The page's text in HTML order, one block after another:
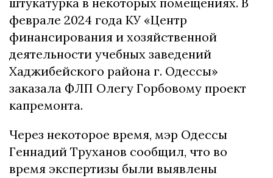
феврале 2024 года КУ «Центр
финансирования и хозяйственной
деятельности учебных заведений
Хаджибейского района г. Одессы»
заказала ФЛП Олегу Горбовому проект
капремонта.
Через некоторое время, мэр Одессы
Геннадий Труханов сообщил, что во
время экспертизы были выявлены